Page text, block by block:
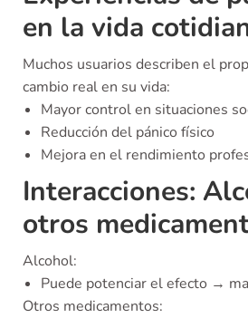
en la vida
Muchos usuarios describen el
cambio real en su vida:
Mayor control en situaciones
Reducción del pánico físico
Mejora en el rendimiento
Interacciones:
otros
Alcohol:
Puede potenciar el efecto →
Otros medicamentos: